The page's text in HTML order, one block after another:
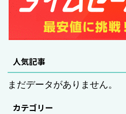
人気記事
まだデータがありません。
カテゴリー